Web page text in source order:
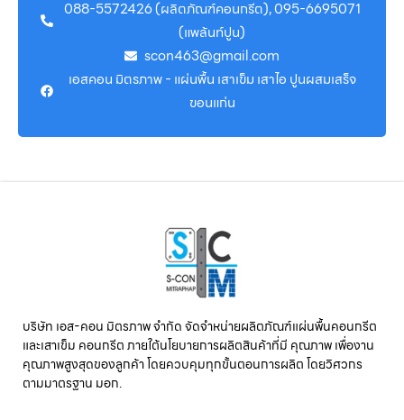
088-5572426 (ผลิตภัณฑ์คอนกรีต), 095-6695071
(แพล้นท์ปูน)
scon463@gmail.com
เอสคอน มิตรภาพ - แผ่นพื้น เสาเข็ม เสาไอ ปูนผสมเสร็จ
ขอนแก่น
บริษัท เอส-คอน มิตรภาพ จํากัด จัดจำหน่ายผลิตภัณฑ์แผ่นพื้นคอนกรีต
และเสาเข็ม คอนกรีต ภายใต้นโยบายการผลิตสินค้าที่มี คุณภาพ เพื่องาน
คุณภาพสูงสุดของลูกค้า โดยควบคุมทุกขั้นตอนการผลิต โดยวิศวกร
ตามมาตรฐาน มอก.